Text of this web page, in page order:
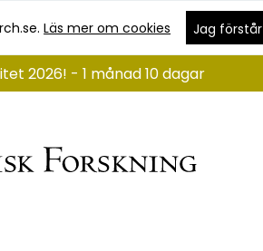
Läs mer om cookies Jag förstår
2026! - 1 månad 10 dagar